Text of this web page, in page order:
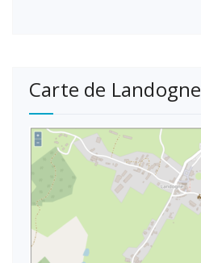
Carte de Landogne